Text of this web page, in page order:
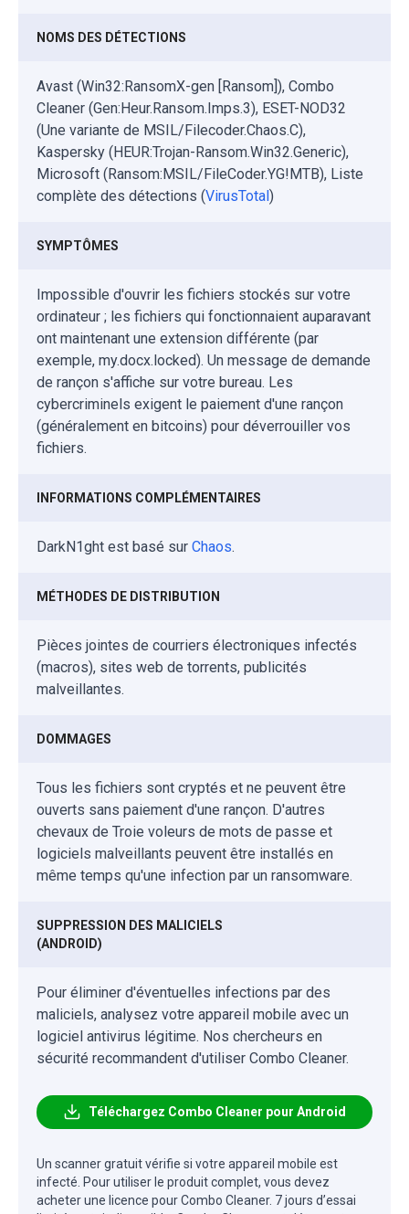
NOMS DES DÉTECTIONS
Avast (Win32:RansomX-gen [Ransom]), Combo
Cleaner (Gen:Heur.Ransom.Imps.3), ESET-NOD32
(Une variante de MSIL/Filecoder.Chaos.C),
Kaspersky (HEUR:Trojan-Ransom.Win32.Generic),
Microsoft (Ransom:MSIL/FileCoder.YG!MTB), Liste
complète des détections (VirusTotal)
SYMPTÔMES
Impossible d'ouvrir les fichiers stockés sur votre
ordinateur ; les fichiers qui fonctionnaient auparavant
ont maintenant une extension différente (par
exemple, my.docx.locked). Un message de demande
de rançon s'affiche sur votre bureau. Les
cybercriminels exigent le paiement d'une rançon
(généralement en bitcoins) pour déverrouiller vos
fichiers.
INFORMATIONS COMPLÉMENTAIRES
DarkN1ght est basé sur Chaos.
MÉTHODES DE DISTRIBUTION
Pièces jointes de courriers électroniques infectés
(macros), sites web de torrents, publicités
malveillantes.
DOMMAGES
Tous les fichiers sont cryptés et ne peuvent être
ouverts sans paiement d'une rançon. D'autres
chevaux de Troie voleurs de mots de passe et
logiciels malveillants peuvent être installés en
même temps qu'une infection par un ransomware.
SUPPRESSION DES MALICIELS
(ANDROID)
Pour éliminer d'éventuelles infections par des
maliciels, analysez votre appareil mobile avec un
logiciel antivirus légitime. Nos chercheurs en
sécurité recommandent d'utiliser Combo Cleaner.
Téléchargez Combo Cleaner pour Android
Un scanner gratuit vérifie si votre appareil mobile est
infecté. Pour utiliser le produit complet, vous devez
acheter une licence pour Combo Cleaner. 7 jours d’essai